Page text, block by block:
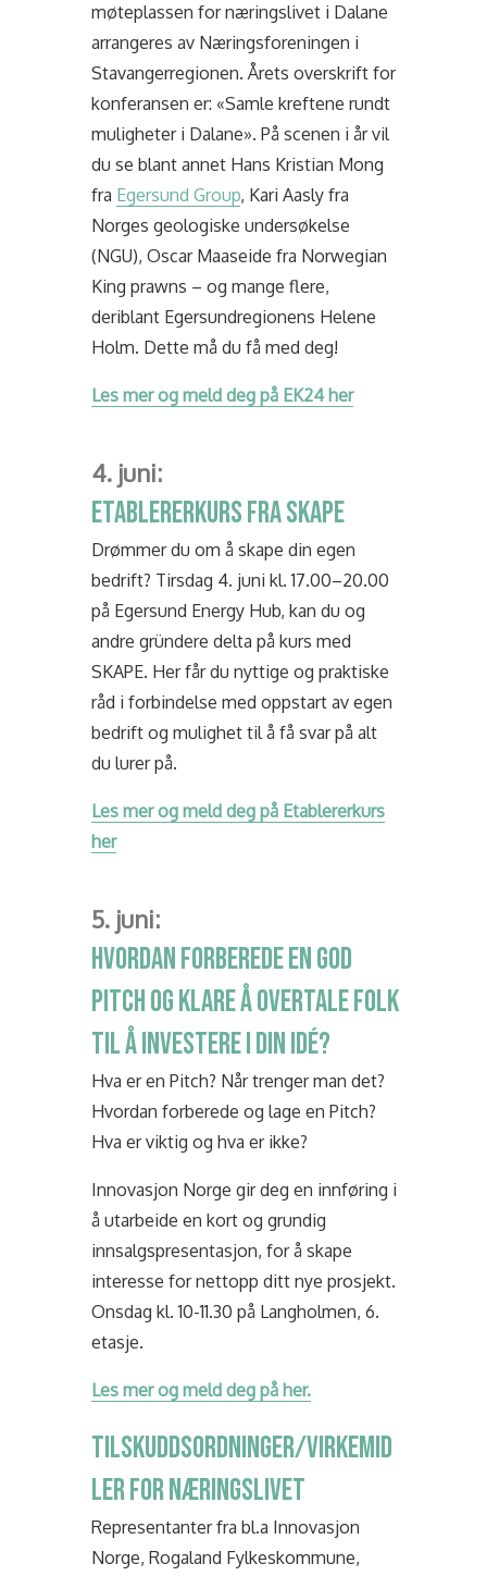
møteplassen for næringslivet i Dalane
arrangeres av Næringsforeningen i
Stavangerregionen. Årets overskrift for
konferansen er: «Samle kreftene rundt
muligheter i Dalane». På scenen i år vil
du se blant annet Hans Kristian Mong
fra Egersund Group, Kari Aasly fra
Norges geologiske undersøkelse
(NGU), Oscar Maaseide fra Norwegian
King prawns – og mange flere,
deriblant Egersundregionens Helene
Holm. Dette må du få med deg!
Les mer og meld deg på EK24 her
4. juni:
ETABLERERKURS FRA SKAPE
Drømmer du om å skape din egen
bedrift? Tirsdag 4. juni kl. 17.00–20.00
på Egersund Energy Hub, kan du og
andre gründere delta på kurs med
SKAPE. Her får du nyttige og praktiske
råd i forbindelse med oppstart av egen
bedrift og mulighet til å få svar på alt
du lurer på.
Les mer og meld deg på Etablererkurs
her
5. juni:
HVORDAN FORBEREDE EN GOD
PITCH OG KLARE Å OVERTALE FOLK
TIL Å INVESTERE I DIN IDÉ?
Hva er en Pitch? Når trenger man det?
Hvordan forberede og lage en Pitch?
Hva er viktig og hva er ikke?
Innovasjon Norge gir deg en innføring i
å utarbeide en kort og grundig
innsalgspresentasjon, for å skape
interesse for nettopp ditt nye prosjekt.
Onsdag kl. 10-11.30 på Langholmen, 6.
etasje.
Les mer og meld deg på her.
TILSKUDDSORDNINGER/VIRKEMID
LER FOR NÆRINGSLIVET
Representanter fra bl.a Innovasjon
Norge, Rogaland Fylkeskommune,